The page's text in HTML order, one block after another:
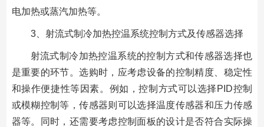
电加热或蒸汽加热等。
3、射流式制冷加热控温系统控制方式及传感器选择
射流式制冷加热控温系统的控制方式和传感器选择也
是重要的环节。选购时，应考虑设备的控制精度、稳定性
和操作便捷性等因素。例如，控制方式可以选择PID控制
或模糊控制等，传感器则可以选择温度传感器和压力传感
器等。同时，还需要考虑控制面板的设计是否符合实际操